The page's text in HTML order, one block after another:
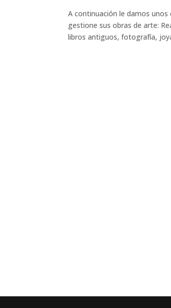
A continuación le damos
gestione sus obras de arte:
libros antiguos, fotografía,